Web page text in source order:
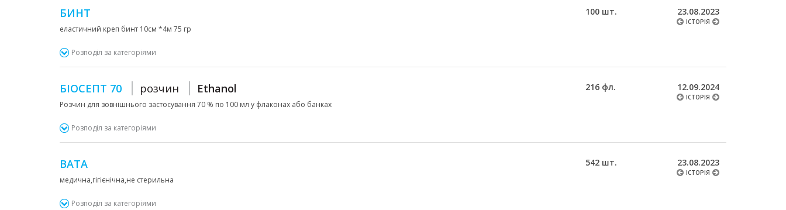
БИНТ
еластичний креп бинт 10см *4м 75 гр
100 шт. 23.08.2023
ІСТОРІЯ
Розподіл за категоріями
БІОСЕПТ 70 розчин Ethanol
Розчин для зовнішнього застосування 70 % по 100 мл у флаконах або банках
216 фл. 12.09.2024
ІСТОРІЯ
Розподіл за категоріями
ВАТА
медична,гігієнічна,не стерильна
542 шт. 23.08.2023
ІСТОРІЯ
Розподіл за категоріями